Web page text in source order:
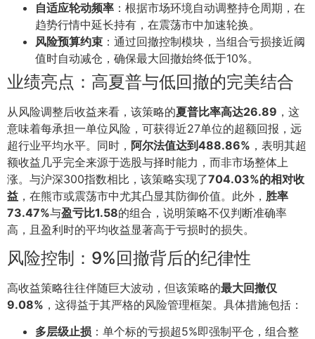
自适应轮动频率 ：根据市场环境自动调整持仓周期，在
趋势行情中延长持有，在震荡市中加速轮换。
风险预算约束 ：通过回撤控制模块，当组合亏损接近阈
值时自动减仓，确保最大回撤始终低于10%。
业绩亮点：高夏普与低回撤的完美结合
从风险调整后收益来看，该策略的夏普比率高达26.89 ，这
意味着每承担一单位风险，可获得近27单位的超额回报，远
超行业平均水平。同时， 阿尔法值达到488.86% ，表明其超
额收益几乎完全来源于选股与择时能力，而非市场整体上
涨。与沪深300指数相比，该策略实现了704.03%的相对收
益 ，在熊市或震荡市中尤其凸显其防御价值。此外， 胜率
73.47%与盈亏比1.58的组合，说明策略不仅判断准确率
高，且盈利时的平均收益显著高于亏损时的损失。
风险控制：9%回撤背后的纪律性
高收益策略往往伴随巨大波动，但该策略的最大回撤仅
9.08% ，这得益于其严格的风险管理框架。具体措施包括：
多层级止损 ：单个标的亏损超5%即强制平仓，组合整